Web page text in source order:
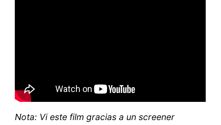
Nota: Vi este film gracias a un screener